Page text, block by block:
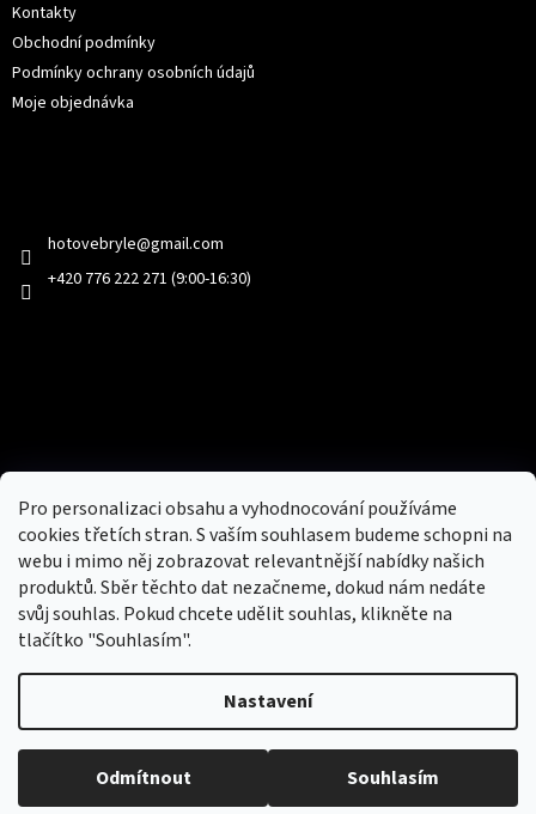
Pro personalizaci obsahu a vyhodnocování používáme
cookies třetích stran. S vaším souhlasem budeme schopni na
webu i mimo něj zobrazovat relevantnější nabídky našich
produktů. Sběr těchto dat nezačneme, dokud nám nedáte
svůj souhlas. Pokud chcete udělit souhlas, klikněte na
tlačítko "Souhlasím".
Nastavení
Odmítnout Souhlasím
Kontakty
Obchodní podmínky
Podmínky ochrany osobních údajů
Moje objednávka
hotovebryle@gmail.com
+420 776 222 271 (9:00-16:30)
Přijímáme online platby
Nový obchod s batohy, cestovními zavazadly, tašky a peněženky
Copyright 2026hotovebryle.cz
. Všechna práva